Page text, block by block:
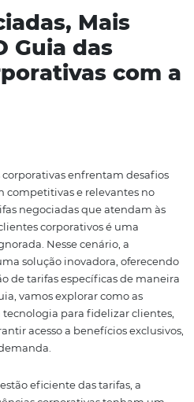
Mais
Guia das
corporativas enfrentam
competitivas e relevantes
tarifas negociadas que
clientes corporativos é uma
ignorada. Nesse cenário, a
de tarifas específicas de